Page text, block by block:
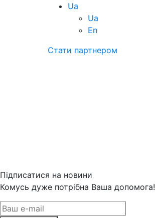
Ua
Ua
En
Стати партнером
Підписатися на новини
Комусь дуже потрібна Ваша допомога!